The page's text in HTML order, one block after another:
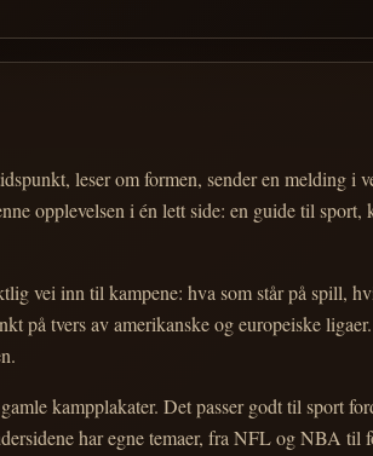
leser om formen, sender en melding i
opplevelsen i én lett side: en guide til sport,
vei inn til kampene: hva som står på spill,
på tvers av amerikanske og europeiske
kampplakater. Det passer godt til sport
har egne temaer, fra NFL og NBA